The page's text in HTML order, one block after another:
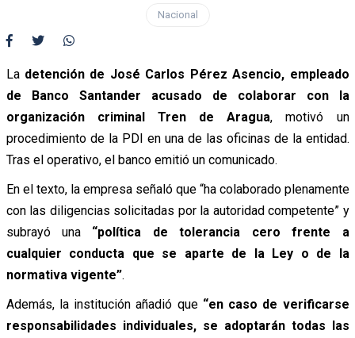
Nacional
La detención de José Carlos Pérez Asencio, empleado
de Banco Santander acusado de colaborar con la
organización criminal Tren de Aragua, motivó un
procedimiento de la PDI en una de las oficinas de la entidad.
Tras el operativo, el banco emitió un comunicado.
En el texto, la empresa señaló que “ha colaborado plenamente
con las diligencias solicitadas por la autoridad competente” y
subrayó una “política de tolerancia cero frente a
cualquier conducta que se aparte de la Ley o de la
normativa vigente”.
Además, la institución añadió que “en caso de verificarse
responsabilidades individuales, se adoptarán todas las